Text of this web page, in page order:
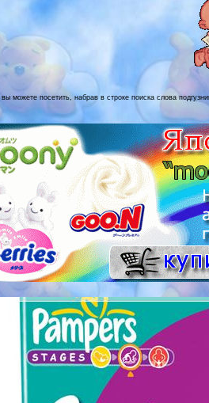
можете посетить, набрав в строке поиска слова